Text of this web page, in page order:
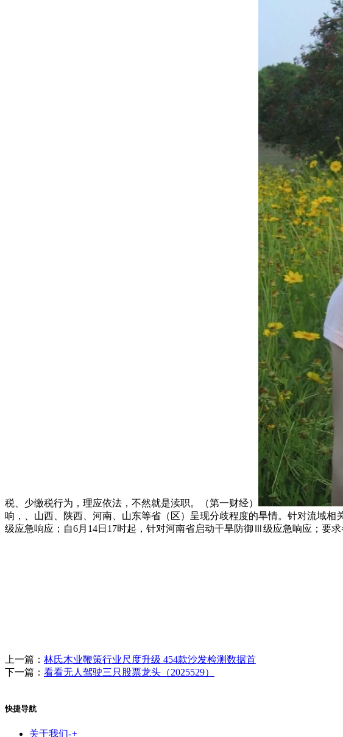
税、少缴税行为，理应依法，不然就是渎职。（第一财经）
响，、山西、陕西、河南、山东等省（区）呈现分歧程度的旱情。针对流域
级应急响应；自6月14日17时起，针对河南省启动干旱防御Ⅲ级应急响应；要
上一篇： 林氏木业鞭策行业尺度升级 454款沙发检测数据首
下一篇： 看看无人驾驶三只股票龙头（2025529）
快捷导航
关于我们-+